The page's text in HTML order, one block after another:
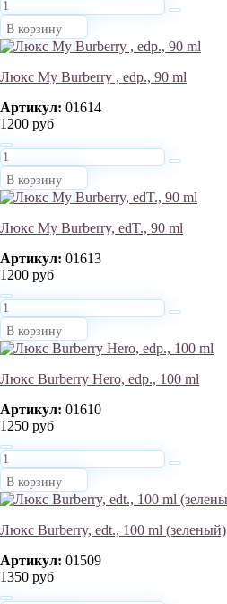
В корзину
Люкс My Burberry , edp., 90 ml
Артикул: 01614
1200 руб
В корзину
Люкс My Burberry, edT., 90 ml
Артикул: 01613
1200 руб
В корзину
Люкс Burberry Hero, edp., 100 ml
Артикул: 01610
1250 руб
В корзину
Люкс Burberry, edt., 100 ml (зеленый)
Артикул: 01509
1350 руб